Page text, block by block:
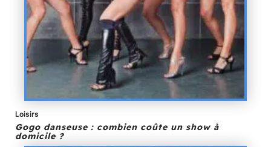
Loisirs
Gogo danseuse : combien coûte un show à
domicile ?